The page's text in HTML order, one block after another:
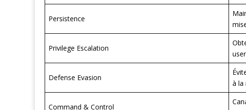
Persistence
Privilege Escalation
Defense Evasion
à la
Command & Control